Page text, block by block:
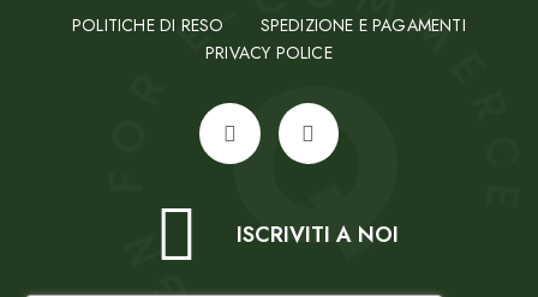
POLITICHE DI RESO
SPEDIZIONE E PAGAMENTI
PRIVACY POLICE
ISCRIVITI A NOI